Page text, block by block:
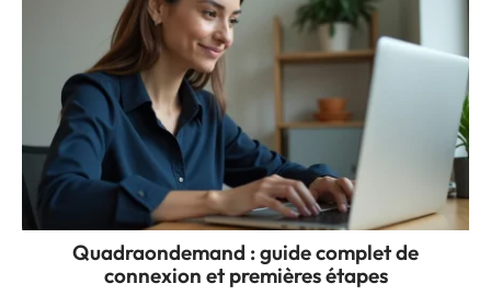
Quadraondemand : guide complet de
connexion et premières étapes